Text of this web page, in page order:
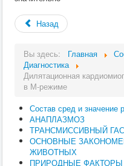
Назад
Вы здесь: Главная
Диагностика
Дилятационная
в М-режиме
Состав сред и значение
АНАПЛАЗМОЗ
ТРАНСМИССИВНЫЙ
ОСНОВНЫЕ
ЖИВОТНЫХ
ПРИРОДНЫЕ